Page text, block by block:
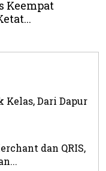
Keempat
Kelas, Dari Dapur
dan QRIS,